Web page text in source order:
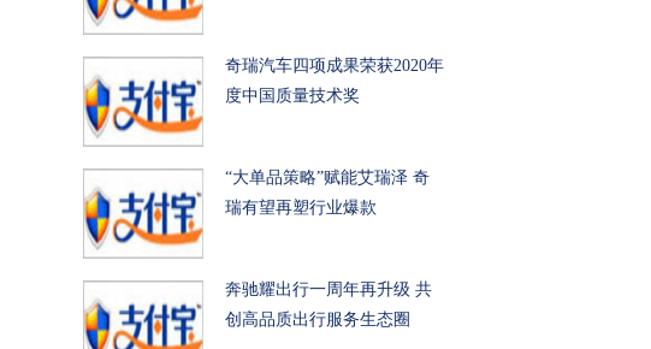
奇瑞汽车四项成果荣获2020年
度中国质量技术奖
“大单品策略”赋能艾瑞泽 奇
瑞有望再塑行业爆款
奔驰耀出行一周年再升级 共
创高品质出行服务生态圈